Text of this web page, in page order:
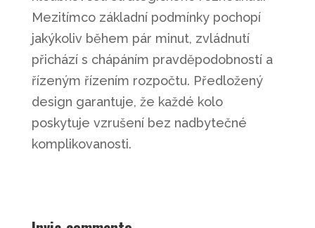
Mezitímco základní podmínky pochopí
jakýkoliv během pár minut, zvládnutí
přichází s chápáním pravděpodobností a
řízeným řízením rozpočtu. Předložený
design garantuje, že každé kolo
poskytuje vzrušení bez nadbytečné
komplikovanosti.